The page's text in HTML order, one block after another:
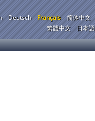
Deutsch Français
简体中文
繁體中文
日本語